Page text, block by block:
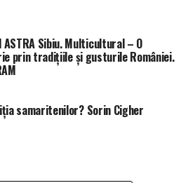
ASTRA Sibiu. Multicultural – O
prin tradițiile și gusturile României.
samaritenilor? Sorin Cigher